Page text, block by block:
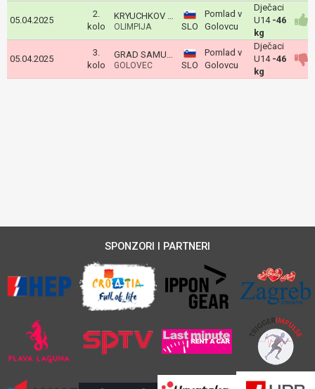
05.04.2025
2.
kolo
KRYUCHKOV MAKAR
OLIMPIJA SLO
Pomlad v
Golovcu
Dječaci
U14 -46
kg
05.04.2025
3.
kolo
GRAD SAMUEL
GOLOVEC SLO
Pomlad v
Golovcu
Dječaci
U14 -46
kg
SPONZORI I PARTNERI